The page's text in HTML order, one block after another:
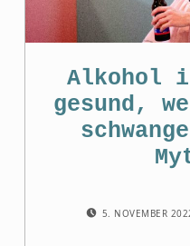
Alkohol
gesund,
5. NOVEMBER